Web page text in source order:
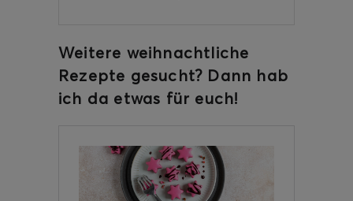
Weitere weihnachtliche
Rezepte gesucht? Dann hab
ich da etwas für euch!